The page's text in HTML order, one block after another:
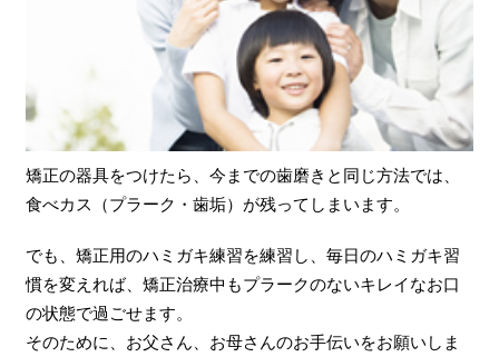
矯正の器具をつけたら、今までの歯磨きと同じ方法では、
食べカス（プラーク・歯垢）が残ってしまいます。
でも、矯正用のハミガキ練習を練習し、毎日のハミガキ習
慣を変えれば、矯正治療中もプラークのないキレイなお口
の状態で過ごせます。
そのために、お父さん、お母さんのお手伝いをお願いしま